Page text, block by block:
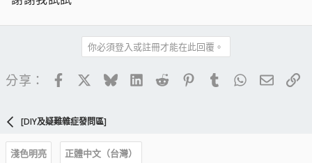
你必須登入或註冊才能在此回覆。
分享： FacebookBlueskyLinkedIn
Reddit PinterestTumblrWhatsApp
電子
[DIY及疑難雜症發問區]
淺色明亮
正體中文（台灣）